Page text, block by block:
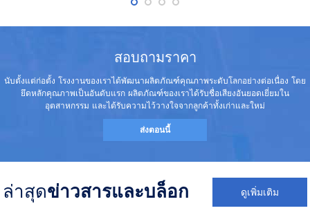
สอบถามราคา
นับตั้งแต่ก่อตั้ง โรงงานของเราได้พัฒนาผลิตภัณฑ์คุณภาพระดับโลกอย่างต่อเนื่อง โดย
ยึดหลักคุณภาพเป็นอันดับแรก ผลิตภัณฑ์ของเราได้รับชื่อเสียงอันยอดเยี่ยมใน
อุตสาหกรรม และได้รับความไว้วางใจจากลูกค้าทั้งเก่าและใหม่
ส่งตอนนี้
ล่าสุดข่าวสารและบล็อก ดูเพิ่มเติม